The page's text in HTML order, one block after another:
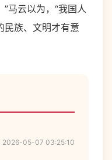
马云以为，“我国人
民族、文明才有意
2026-05-07 03:25:10